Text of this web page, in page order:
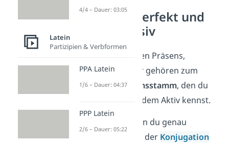
Präsens, Imperfekt und
Futur im Passiv
Die drei Zeitenformen Präsens,
Imperfekt und Futur gehören zum
sogenanntenPräsensstamm, den du
vielleicht schon aus dem Aktiv kennst.
Welche Passivformen du genau
brauchst, hängt von der Konjugation
4/4 – Dauer: 03:05
Latein
Partizipien & Verbformen
PPA Latein
1/6 – Dauer: 04:37
PPP Latein
2/6 – Dauer: 05:22